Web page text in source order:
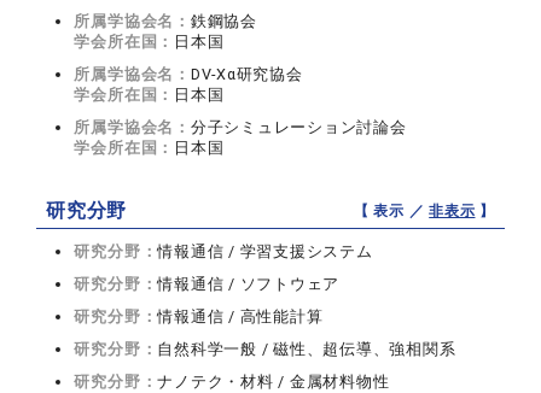
所属学協会名： 鉄鋼協会
学会所在国： 日本国
所属学協会名： DV-Xα研究協会
学会所在国： 日本国
所属学協会名： 分子シミュレーション討論会
学会所在国： 日本国
研究分野 【 表示 ／非表示 】
研究分野：情報通信 / 学習支援システム
研究分野：情報通信 / ソフトウェア
研究分野：情報通信 / 高性能計算
研究分野： 自然科学一般 / 磁性、超伝導、強相関系
研究分野：ナノテク・材料 / 金属材料物性